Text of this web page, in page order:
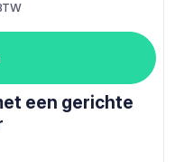
een gerichte